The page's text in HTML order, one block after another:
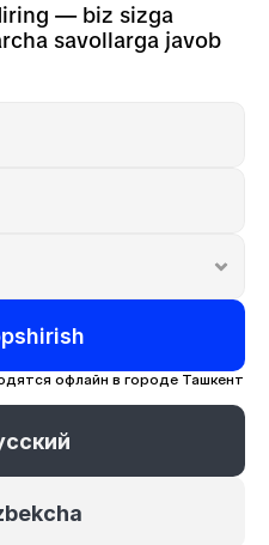
— biz sizga
savollarga javob
офлайн в городе Ташкент